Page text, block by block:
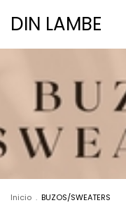
DIN LAMBE
Inicio . BUZOS/SWEATERS